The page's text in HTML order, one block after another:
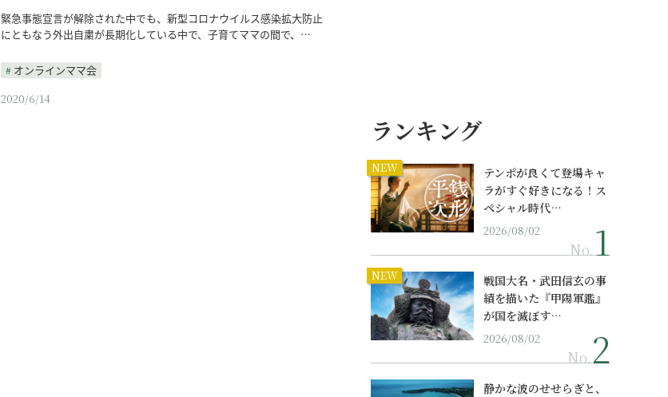
緊急事態宣言が解除された中でも、新型コロナウイルス感染拡大防止
にともなう外出自粛が長期化している中で、子育てママの間で、…
オンラインママ会
2020/6/14
ランキング
NEW
テンポが良くて登場キャ
ラがすぐ好きになる！ス
ペシャル時代…
2026/08/02
No.
NEW
戦国大名・武田信玄の事
績を描いた『甲陽軍鑑』
が国を滅ぼす…
2026/08/02
No.
静かな波のせせらぎと、